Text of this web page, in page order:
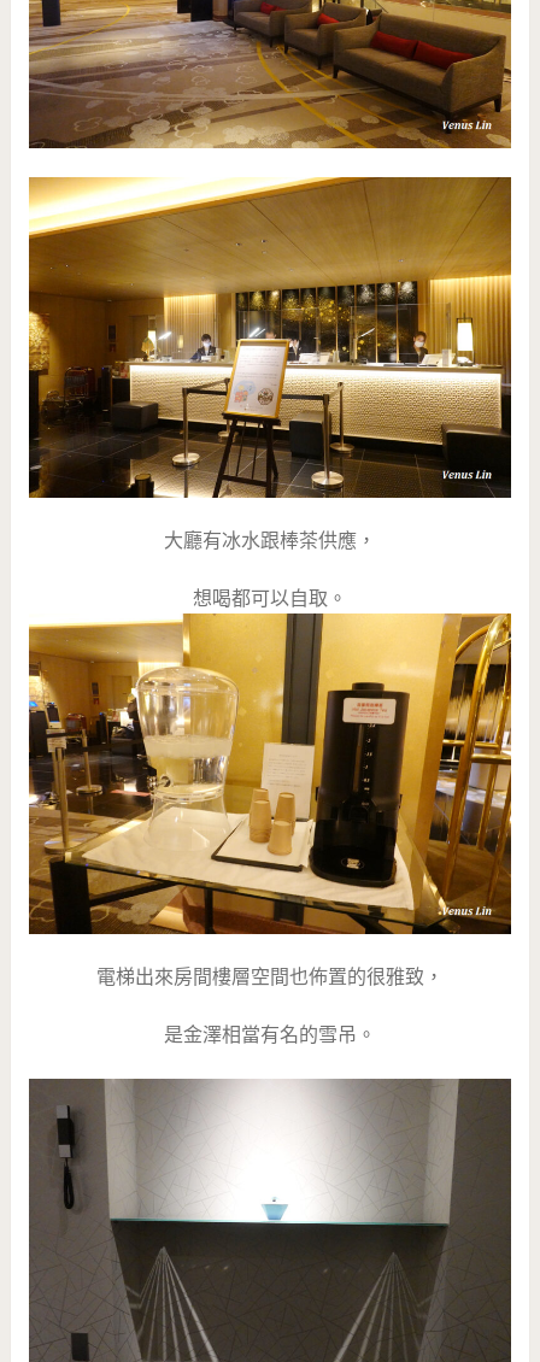
大廳有冰水跟棒茶供應，
想喝都可以自取。
電梯出來房間樓層空間也佈置的很雅致，
是金澤相當有名的雪吊。